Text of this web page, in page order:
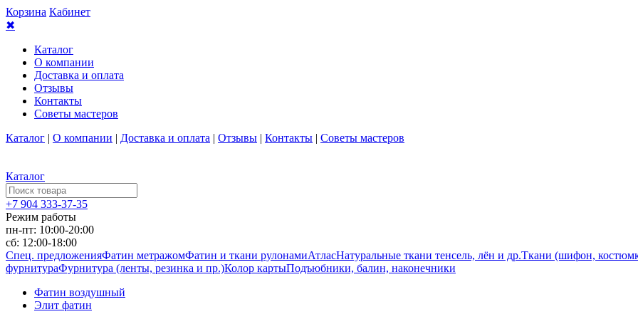
Корзина Кабинет
✖
Каталог
О компании
Доставка и оплата
Отзывы
Контакты
Советы мастеров
Каталог | О компании | Доставка и оплата | Отзывы | Контакты | Советы мастеров
Каталог
+7 904 333-37-35
Режим работы
пн-пт: 10:00-20:00
сб: 12:00-18:00
Спец. предложенияФатин метражомФатин и ткани рулонамиАтласНатуральные ткани тенсель, лён и др.Ткани (шифон,
фурнитураФурнитура (ленты, резинка и пр.)Колор картыПодъюбники, балин, наконечники
Фатин воздушный
Элит фатин